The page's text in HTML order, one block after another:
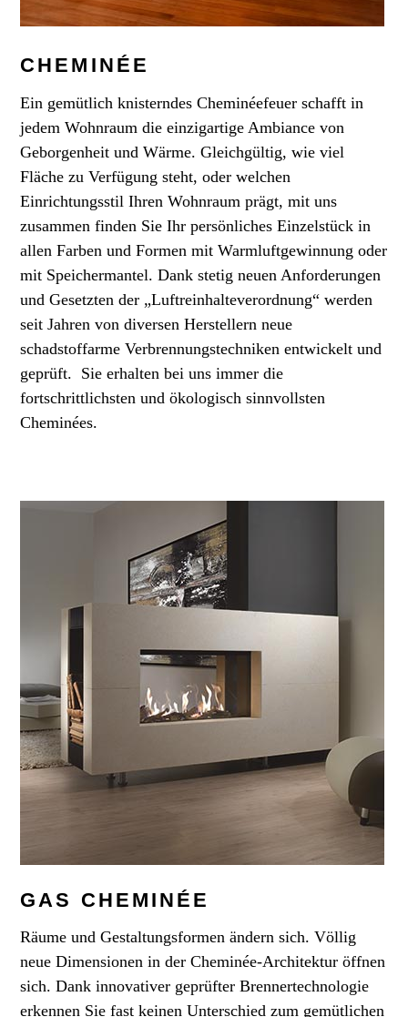
CHEMINÉE
Ein gemütlich knisterndes Cheminéefeuer schafft in
jedem Wohnraum die einzigartige Ambiance von
Geborgenheit und Wärme. Gleichgültig, wie viel
Fläche zu Verfügung steht, oder welchen
Einrichtungsstil Ihren Wohnraum prägt, mit uns
zusammen finden Sie Ihr persönliches Einzelstück in
allen Farben und Formen mit Warmluftgewinnung oder
mit Speichermantel. Dank stetig neuen Anforderungen
und Gesetzten der „Luftreinhalteverordnung“ werden
seit Jahren von diversen Herstellern neue
schadstoffarme Verbrennungstechniken entwickelt und
geprüft. Sie erhalten bei uns immer die
fortschrittlichsten und ökologisch sinnvollsten
Cheminées.
GAS CHEMINÉE
Räume und Gestaltungsformen ändern sich. Völlig
neue Dimensionen in der Cheminée-Architektur öffnen
sich. Dank innovativer geprüfter Brennertechnologie
erkennen Sie fast keinen Unterschied zum gemütlichen